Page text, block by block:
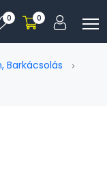
0 0
Barkácsolás